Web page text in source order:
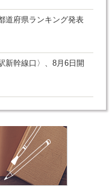
道府県ランキング発表
新幹線口〉、8月6日開